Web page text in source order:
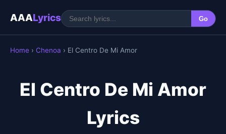
AAALyrics Go
Home › Chenoa › El Centro De Mi Amor
El Centro De Mi Amor
Lyrics